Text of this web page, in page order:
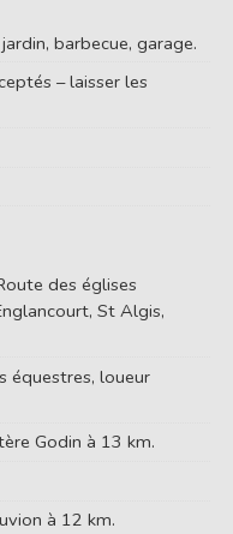
barbecue, garage.
– laisser les
des églises
St Algis,
équestres, loueur
Godin à 13 km.
à 12 km.